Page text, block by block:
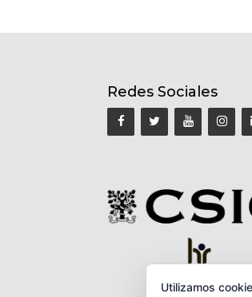
Redes Sociales
Utilizamos